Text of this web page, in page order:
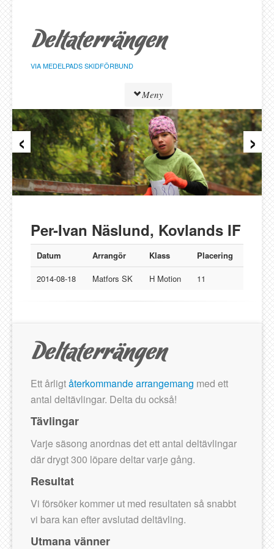
sidans
innehåll
VIA MEDELPADS SKIDFÖRBUND
Meny
Tävlingar
Resultat
Löpare
Klasser
Föreningar
Bergeforsen SK
IF Strategen
Lucksta IF
Sundsvalls OK
‹ ›
Per-Ivan Näslund, Kovlands IF
Datum Arrangör Klass
Placering
2014-08-18
Matfors SK H Motion 11
Ett årligtåterkommande arrangemang med ett
antal deltävlingar. Delta du också!
Tävlingar
Varje säsong anordnas det ett antal deltävlingar
där drygt 300 löpare deltar varje gång.
Resultat
Vi försöker kommer ut med resultaten så snabbt
vi bara kan efter avslutad deltävling.
Utmana vänner